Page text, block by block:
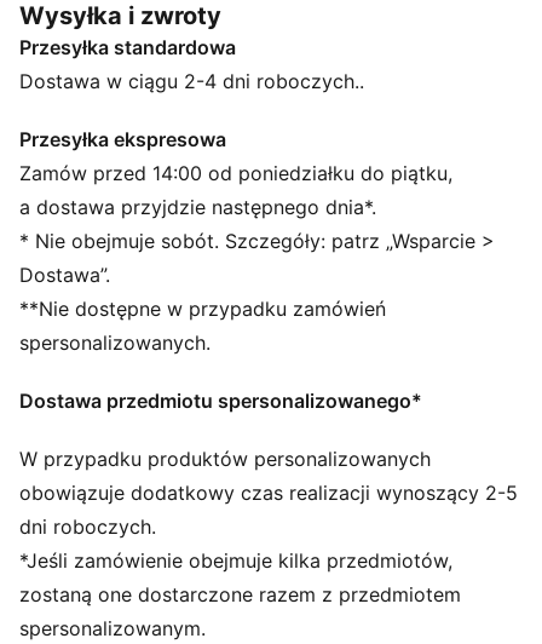
SZCZEGÓŁY
Luźny krój
Materiał dzianinowy
Kaptur
Długie rękawy
Prążkowane mankiety i dół
Kieszeń typu kangur
Charakterystyczne detale marki PUMA
Wysyłka i zwroty
Przesyłka standardowa
Dostawa w ciągu 2-4 dni roboczych..
Przesyłka ekspresowa
Zamów przed 14:00 od poniedziałku do piątku,
a dostawa przyjdzie następnego dnia*.
* Nie obejmuje sobót. Szczegóły: patrz „Wsparcie >
Dostawa”.
**Nie dostępne w przypadku zamówień
spersonalizowanych.
Dostawa przedmiotu spersonalizowanego*
W przypadku produktów personalizowanych
obowiązuje dodatkowy czas realizacji wynoszący 2-5
dni roboczych.
*Jeśli zamówienie obejmuje kilka przedmiotów,
zostaną one dostarczone razem z przedmiotem
spersonalizowanym.